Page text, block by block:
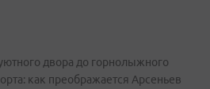
двора до горнолыжного
как преображается Арсеньев